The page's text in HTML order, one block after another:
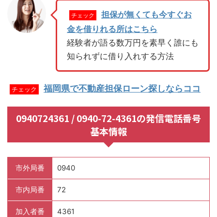
チェック
担保が無くても今すぐお
金を借りれる所はこちら
経験者が語る数万円を素早く誰にも
知られずに借り入れする方法
チェック 福岡県で不動産担保ローン探しならココ
0940724361 / 0940-72-4361の発信電話番号
基本情報
市外局番 0940
市内局番 72
加入者番
4361